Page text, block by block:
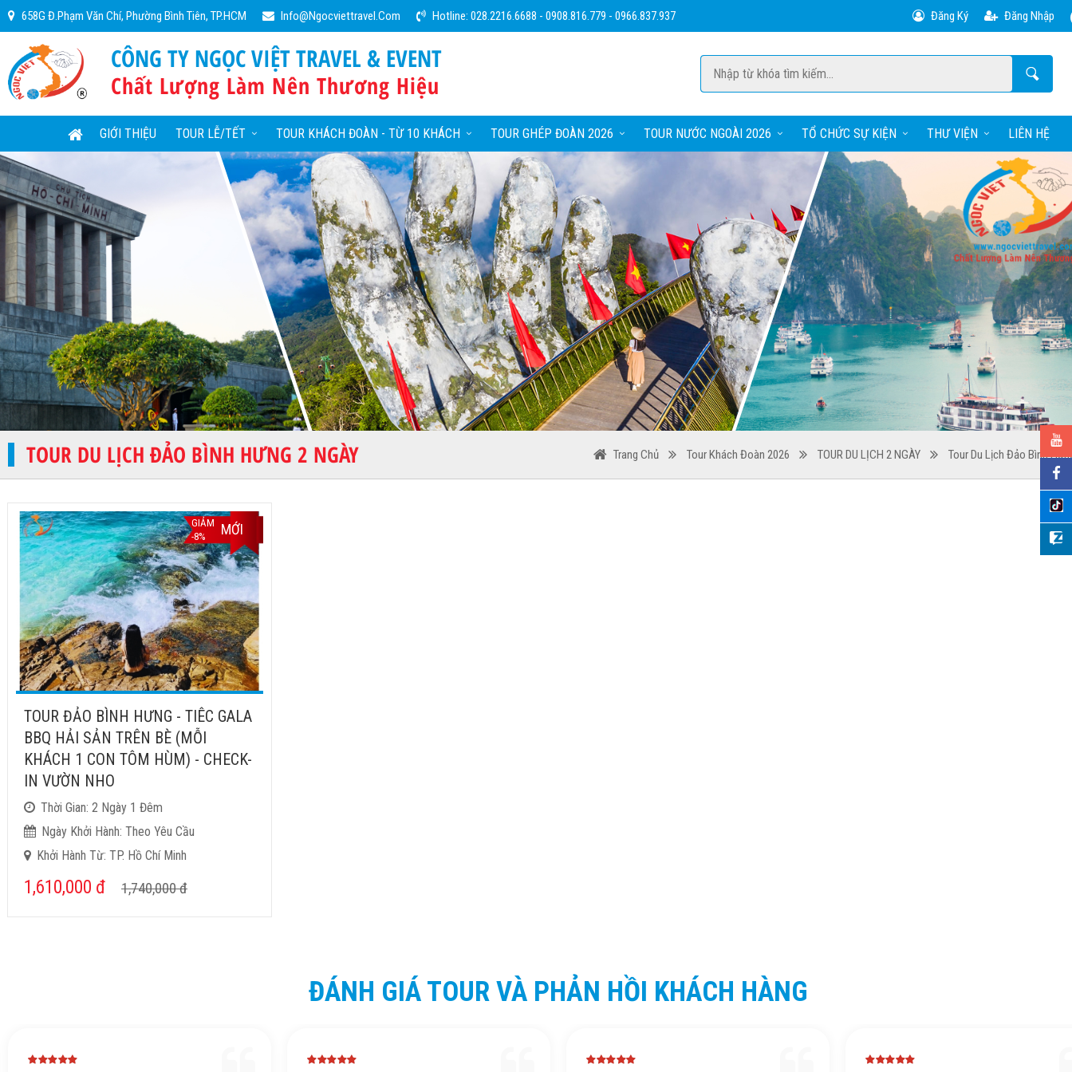
658G Đ.Phạm Văn Chí, Phường Bình Tiên, TP.HCM Info@ngocviettravel.com Hotline: 028.2216.6688 - 0908.816.779 - 0966.837.937 Đăng Ký Đăng Nhập
CÔNG TY NGỌC VIỆT TRAVEL & EVENT
Chất Lượng Làm Nên Thương Hiệu
GIỚI THIỆU TOUR LỄ/TẾT TOUR KHÁCH ĐOÀN - TỪ 10 KHÁCH TOUR GHÉP ĐOÀN 2026 TOUR NƯỚC NGOÀI 2026 TỔ CHỨC SỰ KIỆN THƯ VIỆN LIÊN HỆ
TOUR DU LỊCH ĐẢO BÌNH HƯNG 2 NGÀY Trang Chủ Tour Khách Đoàn 2026 TOUR DU LỊCH 2 NGÀY Tour Du Lịch Đảo Bình
GIẢM
-8%
MỚI
TOUR ĐẢO BÌNH HƯNG - TIÊC GALA
BBQ HẢI SẢN TRÊN BÈ (MỖI
KHÁCH 1 CON TÔM HÙM) - CHECK-
IN VƯỜN NHO
Thời Gian: 2 Ngày 1 Đêm
Ngày Khởi Hành: Theo Yêu Cầu
Khởi Hành Từ: TP. Hồ Chí Minh
1,610,000 đ 1,740,000đ
ĐÁNH GIÁ TOUR VÀ PHẢN HỒI KHÁCH HÀNG